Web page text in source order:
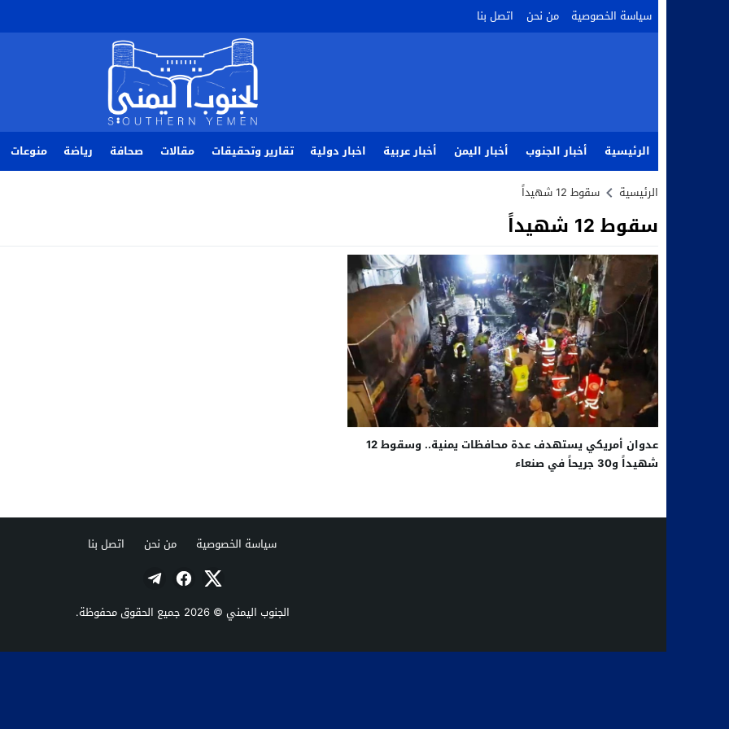
سياسة الخصوصية من نحن اتصل بنا
الرئيسية أخبار الجنوب أخبار اليمن أخبار عربية اخبار دولية تقارير وتحقيقات مقالات صحافة رياضة منوعات
الرئيسية سقوط 12 شهيداً
سقوط 12 شهيداً
عدوان أمريكي يستهدف عدة محافظات يمنية.. وسقوط 12
شهيداً و30 جريحاً في صنعاء
سياسة الخصوصية من نحن اتصل بنا
الجنوب اليمني © 2026 جميع الحقوق محفوظة.